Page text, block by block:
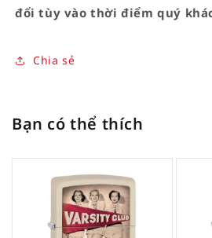
đổi tùy vào thời điểm quý
Chia sẻ
Bạn có thể thích